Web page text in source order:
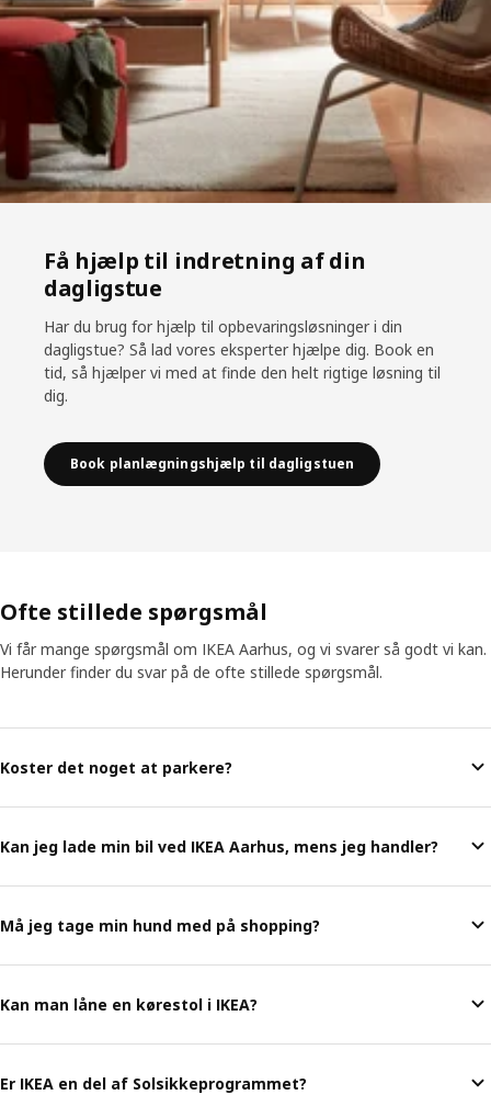
Få hjælp til indretning af din
dagligstue
Har du brug for hjælp til opbevaringsløsninger i din
dagligstue? Så lad vores eksperter hjælpe dig. Book en
tid, så hjælper vi med at finde den helt rigtige løsning til
dig.
Book planlægningshjælp til dagligstuen
Ofte stillede spørgsmål
Vi får mange spørgsmål om IKEA Aarhus, og vi svarer så godt vi kan.
Herunder finder du svar på de ofte stillede spørgsmål.
Koster det noget at parkere?
Kan jeg lade min bil ved IKEA Aarhus, mens jeg handler?
Må jeg tage min hund med på shopping?
Kan man låne en kørestol i IKEA?
Er IKEA en del af Solsikkeprogrammet?